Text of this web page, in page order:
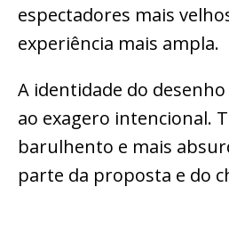
espectadores mais
experiência mais ampla.
A identidade do
ao exagero intencional.
barulhento e mais
parte da proposta e do